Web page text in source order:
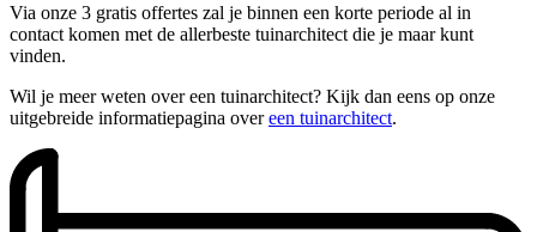
Via onze 3 gratis offertes zal je binnen een korte periode al in
contact komen met de allerbeste tuinarchitect die je maar kunt
vinden.
Wil je meer weten over een tuinarchitect? Kijk dan eens op onze
uitgebreide informatiepagina overeen tuinarchitect.